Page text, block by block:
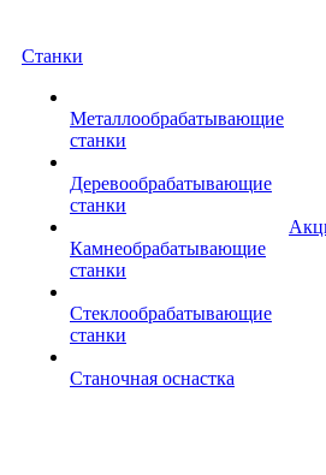
Станки
Металлообрабатывающие
станки
Деревообрабатывающие
станки
Камнеобрабатывающие
станки
Стеклообрабатывающие
станки
Станочная оснастка